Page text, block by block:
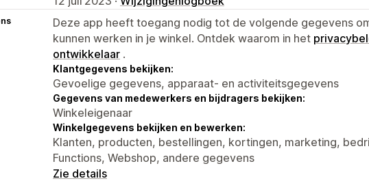
Deze app heeft toegang nodig tot de volgende gegevens
kunnen werken in je winkel. Ontdek waarom in het
ontwikkelaar .
Klantgegevens bekijken:
Gevoelige gegevens, apparaat- en activiteitsgegevens
Gegevens van medewerkers en bijdragers bekijken:
Winkeleigenaar
Winkelgegevens bekijken en bewerken:
Klanten, producten, bestellingen, kortingen, marketing,
Functions, Webshop, andere gegevens
Zie details